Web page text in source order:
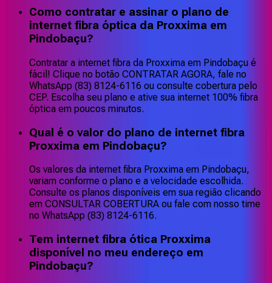
Como contratar e assinar o plano de
internet fibra óptica da Proxxima em
Pindobaçu?
Contratar a internet fibra da Proxxima em Pindobaçu é
fácil! Clique no botão CONTRATAR AGORA, fale no
WhatsApp (83) 8124-6116 ou consulte cobertura pelo
CEP. Escolha seu plano e ative sua internet 100% fibra
óptica em poucos minutos.
Qual é o valor do plano de internet fibra
Proxxima em Pindobaçu?
Os valores da internet fibra Proxxima em Pindobaçu,
variam conforme o plano e a velocidade escolhida.
Consulte os planos disponíveis em sua região clicando
em CONSULTAR COBERTURA ou fale com nosso time
no WhatsApp (83) 8124-6116.
Tem internet fibra ótica Proxxima
disponível no meu endereço em
Pindobaçu?